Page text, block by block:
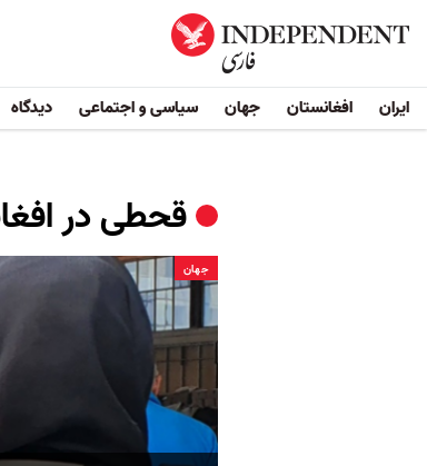
ایران افغانستان جهان سیاسی و اجتماعی دیدگاه
قحطی در
جهان